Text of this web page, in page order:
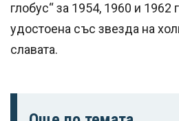
глобус“ за 1954, 1960 и 1962
удостоена със звезда на
славата.